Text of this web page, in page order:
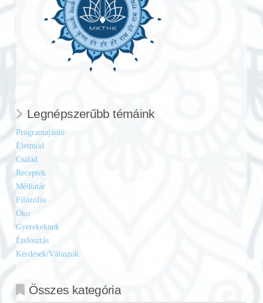
Legnépszerűbb témáink
Programajánló
Életmód
Család
Receptek
Médiatár
Filozófia
Öko
Gyerekeknek
Ételosztás
Kérdések/Válaszok
Összes kategória